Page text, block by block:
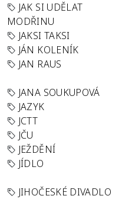
JAK SI UDĚLAT
MODŘINU
JAKSI TAKSI
JÁN KOLENÍK
JAN RAUS
JANA SOUKUPOVÁ
JAZYK
JCTT
JČU
JEŽDĚNÍ
JÍDLO
JIHOČESKÉ DIVADLO